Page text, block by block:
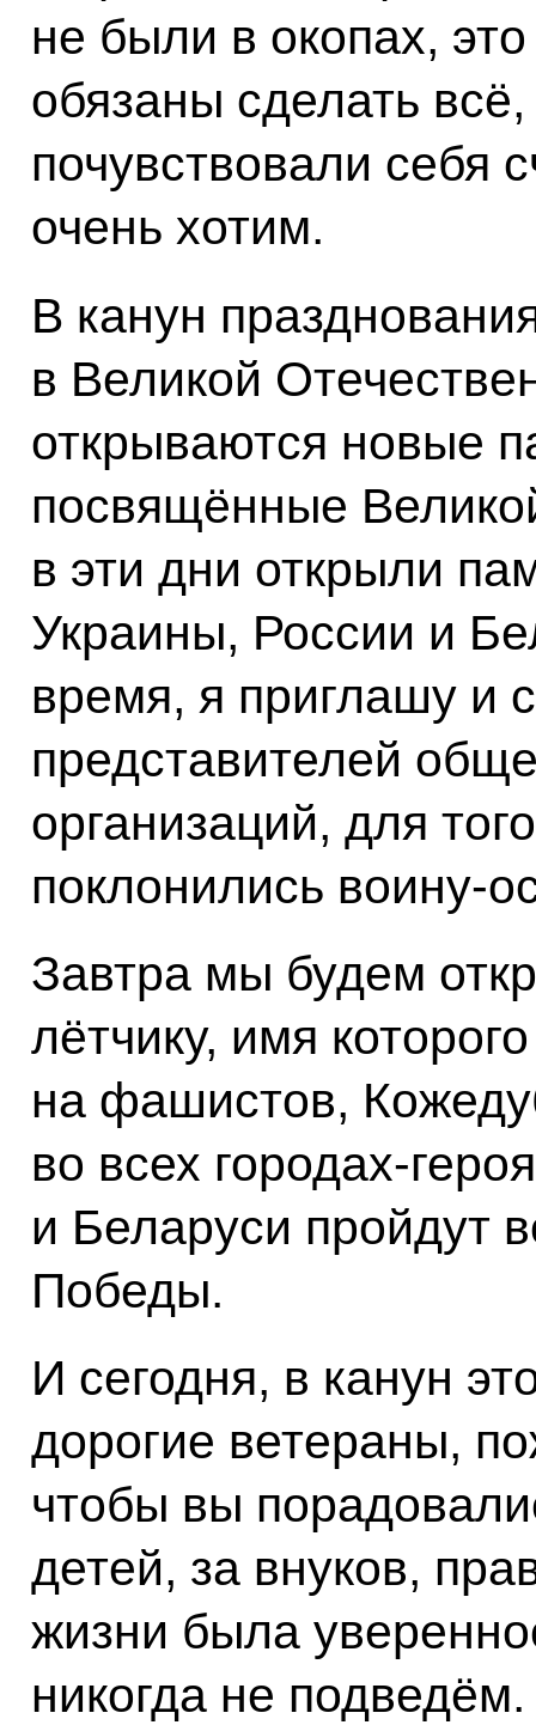
не были в окопах,
обязаны сделать
почувствовали себя
очень хотим.
В канун
в Великой
открываются новые
посвящённые
в эти дни открыли
Украины, России и
время, я приглашу и
представителей
организаций, для
поклонились воину-
Завтра мы будем
лётчику, имя
на фашистов,
во всех городах-
и Беларуси пройдут
Победы.
И сегодня, в канун
дорогие ветераны,
чтобы вы
детей, за внуков,
жизни была
никогда не